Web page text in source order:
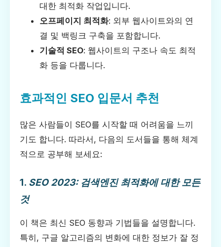
대한 최적화 작업입니다.
오프페이지 최적화: 외부 웹사이트와의 연
결 및 백링크 구축을 포함합니다.
기술적 SEO: 웹사이트의 구조나 속도 최적
화 등을 다룹니다.
효과적인 SEO 입문서 추천
많은 사람들이 SEO를 시작할 때 어려움을 느끼
기도 합니다. 따라서, 다음의 도서들을 통해 체계
적으로 공부해 보세요:
1. SEO 2023: 검색엔진 최적화에 대한 모든
것
이 책은 최신 SEO 동향과 기법들을 설명합니다.
특히, 구글 알고리즘의 변화에 대한 정보가 잘 정